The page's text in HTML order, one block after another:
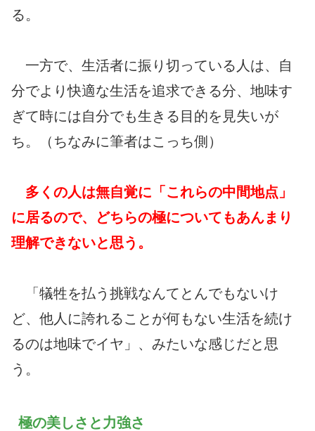
る。
一方で、生活者に振り切っている人は、自
分でより快適な生活を追求できる分、地味す
ぎて時には自分でも生きる目的を見失いが
ち。（ちなみに筆者はこっち側）
多くの人は無自覚に「これらの中間地点」
に居るので、どちらの極についてもあんまり
理解できないと思う。
「犠牲を払う挑戦なんてとんでもないけ
ど、他人に誇れることが何もない生活を続け
るのは地味でイヤ」、みたいな感じだと思
う。
極の美しさと力強さ